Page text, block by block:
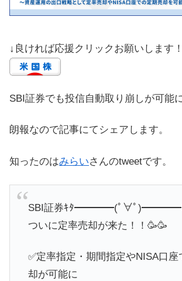
↓良ければ応援クリックお願いします！
SBI証券でも投信自動取り崩しが可能
朗報なので記事にてシェアします。
知ったのはみらいさんのtweetです。
SBI証券ｷﾀ━━━━(ﾟ∀ﾟ
ついに定率売却が来た！！🥳🥳
✅定率指定・期間指定やNISA口座
却が可能に